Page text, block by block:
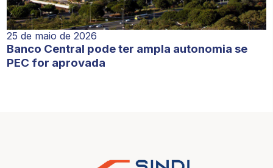
25 de maio de 2026
Banco Central pode ter ampla autonomia se
PEC for aprovada